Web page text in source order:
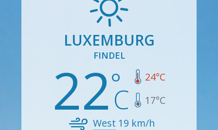
LUXEMBURG
FINDEL
22 24°C
17°C
West 19 km/h